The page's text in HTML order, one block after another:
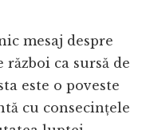
mesaj despre
ca sursă de
este o poveste
cu consecințele